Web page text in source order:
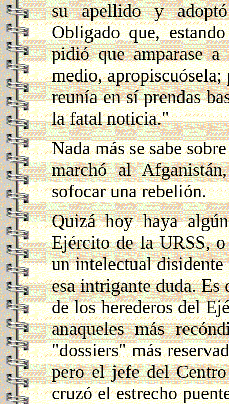
su apellido y
Obligado que,
pidió que amparase
medio,
reunía en sí prendas
la fatal noticia."
Nada más se sabe
marchó al
sofocar una rebelión.
Quizá hoy haya
Ejército de la URSS,
un intelectual
esa intrigante duda.
de los herederos del
anaqueles más
"dossiers" más
pero el jefe del
cruzó el estrecho